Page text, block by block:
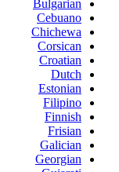
Bulgarian
Cebuano
Chichewa
Corsican
Croatian
Dutch
Estonian
Filipino
Finnish
Frisian
Galician
Georgian